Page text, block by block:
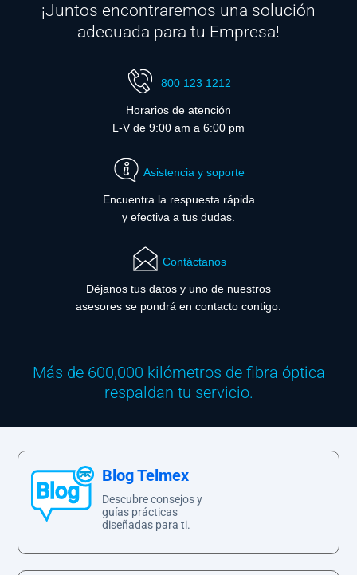
¡Juntos encontraremos una solución
adecuada para tu Empresa!
800 123 1212
Horarios de atención
L-V de 9:00 am a 6:00 pm
Asistencia y soporte
Encuentra la respuesta rápida
y efectiva a tus dudas.
Contáctanos
Déjanos tus datos y uno de nuestros
asesores se pondrá en contacto contigo.
Más de 600,000 kilómetros de fibra óptica
respaldan tu servicio.
Blog Telmex
Descubre consejos y
guías prácticas
diseñadas para ti.